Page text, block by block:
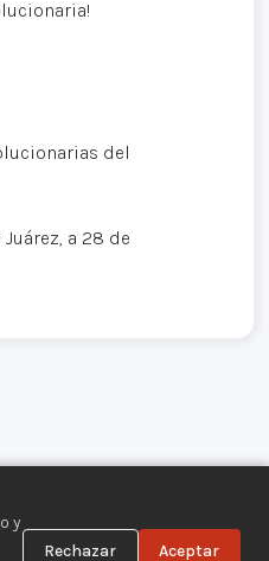
y
Rechazar Aceptar
del
a 28 de